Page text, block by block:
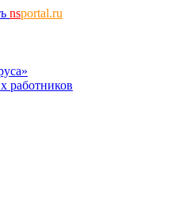
nsportal.ru
работников